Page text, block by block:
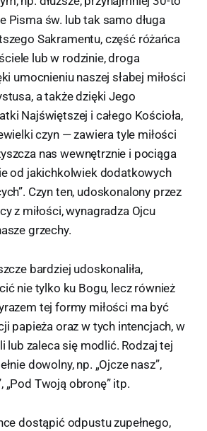
Pisma św. lub tak samo długa
Sakramentu, część różańca
lub w rodzinie, droga
umocnieniu naszej słabej miłości
a także dzięki Jego
Najświętszej i całego Kościoła,
czyn — zawiera tyle miłości
nas wewnętrznie i pociąga
od jakichkolwiek dodatkowych
Czyn ten, udoskonalony przez
z miłości, wynagradza Ojcu
grzechy.
bardziej udoskonaliła,
nie tylko ku Bogu, lecz również
tej formy miłości ma być
papieża oraz w tych intencjach, w
lub zaleca się modlić. Rodzaj tej
dowolny, np. „Ojcze nasz”,
„Pod Twoją obronę” itp.
dostąpić odpustu zupełnego,